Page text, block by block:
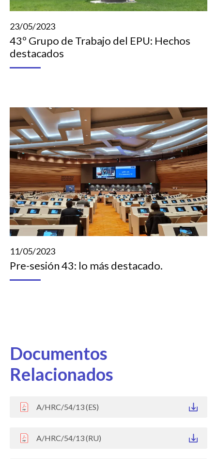
23/05/2023
43º Grupo de Trabajo del EPU: Hechos
destacados
11/05/2023
Pre-sesión 43: lo más destacado.
Documentos
Relacionados
A/HRC/54/13 (ES)
A/HRC/54/13 (RU)